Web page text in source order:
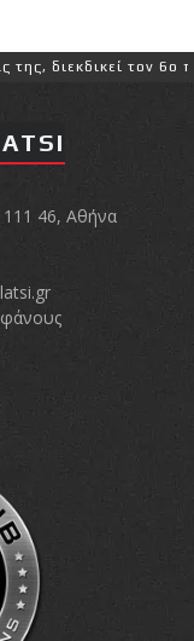
τον 6ο
46, Αθήνα